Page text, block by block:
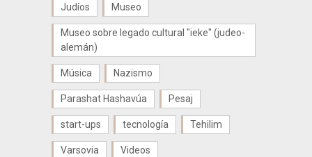
Judíos Museo
Museo sobre legado cultural "ieke" (judeo-
alemán)
Música Nazismo
Parashat Hashavúa Pesaj
start-ups tecnología Tehilim
Varsovia Videos